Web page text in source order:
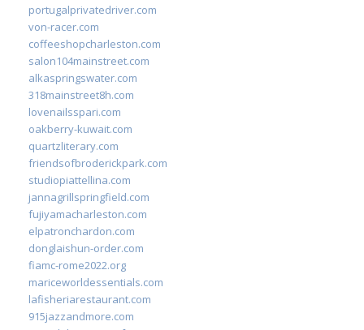
portugalprivatedriver.com
von-racer.com
coffeeshopcharleston.com
salon104mainstreet.com
alkaspringswater.com
318mainstreet8h.com
lovenailsspari.com
oakberry-kuwait.com
quartzliterary.com
friendsofbroderickpark.com
studiopiattellina.com
jannagrillspringfield.com
fujiyamacharleston.com
elpatronchardon.com
donglaishun-order.com
fiamc-rome2022.org
mariceworldessentials.com
lafisheriarestaurant.com
915jazzandmore.com